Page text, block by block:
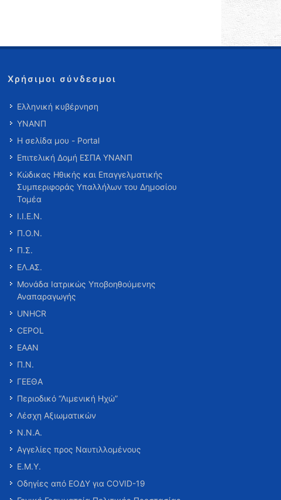
Χρήσιμοι σύνδεσμοι
Ελληνική κυβέρνηση
ΥΝΑΝΠ
Η σελίδα μου - Portal
Επιτελική Δομή ΕΣΠΑ ΥΝΑΝΠ
Κώδικας Ηθικής και Επαγγελματικής
Συμπεριφοράς Υπαλλήλων του Δημοσίου
Τομέα
Ι.Ι.Ε.Ν.
Π.Ο.Ν.
Π.Σ.
ΕΛ.ΑΣ.
Μονάδα Ιατρικώς Υποβοηθούμενης
Αναπαραγωγής
UNHCR
CEPOL
ΕΑΑΝ
Π.Ν.
ΓΕΕΘΑ
Περιοδικό “Λιμενική Ηχώ”
Λέσχη Αξιωματικών
Ν.Ν.Α.
Αγγελίες προς Ναυτιλλομένους
Ε.Μ.Υ.
Οδηγίες από ΕΟΔΥ για COVID-19